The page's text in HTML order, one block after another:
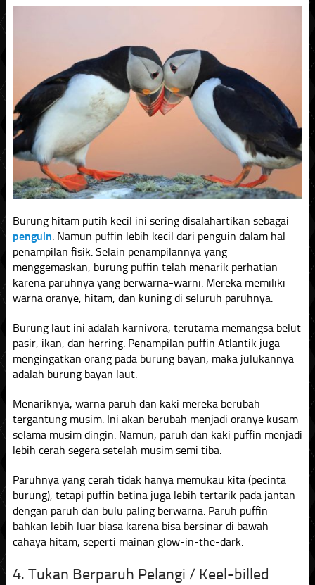
Burung hitam putih kecil ini sering disalahartikan sebagai
penguin. Namun puffin lebih kecil dari penguin dalam hal
penampilan fisik. Selain penampilannya yang
menggemaskan, burung puffin telah menarik perhatian
karena paruhnya yang berwarna-warni. Mereka memiliki
warna oranye, hitam, dan kuning di seluruh paruhnya.
Burung laut ini adalah karnivora, terutama memangsa belut
pasir, ikan, dan herring. Penampilan puffin Atlantik juga
mengingatkan orang pada burung bayan, maka julukannya
adalah burung bayan laut.
Menariknya, warna paruh dan kaki mereka berubah
tergantung musim. Ini akan berubah menjadi oranye kusam
selama musim dingin. Namun, paruh dan kaki puffin menjadi
lebih cerah segera setelah musim semi tiba.
Paruhnya yang cerah tidak hanya memukau kita (pecinta
burung), tetapi puffin betina juga lebih tertarik pada jantan
dengan paruh dan bulu paling berwarna. Paruh puffin
bahkan lebih luar biasa karena bisa bersinar di bawah
cahaya hitam, seperti mainan glow-in-the-dark.
4. Tukan Berparuh Pelangi / Keel-billed